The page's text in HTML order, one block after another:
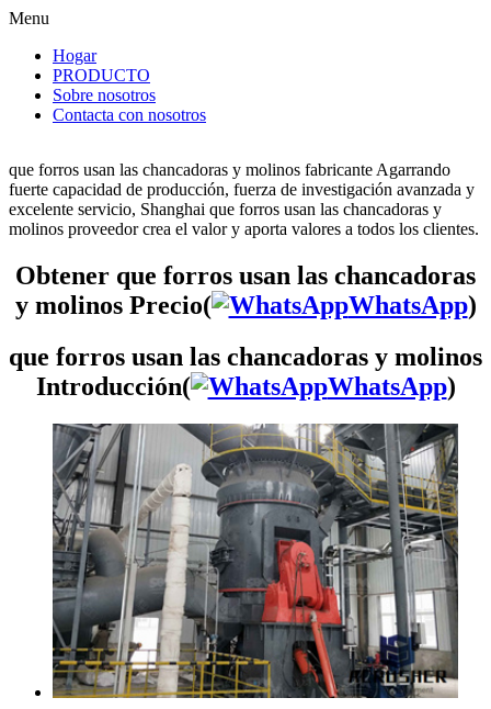
Menu
Hogar
PRODUCTO
Sobre nosotros
Contacta con nosotros
que forros usan las chancadoras y molinos fabricante Agarrando
fuerte capacidad de producción, fuerza de investigación avanzada y
excelente servicio, Shanghai que forros usan las chancadoras y
molinos proveedor crea el valor y aporta valores a todos los clientes.
Obtener que forros usan las chancadoras
y molinos Precio(
WhatsApp)
que forros usan las chancadoras y molinos
Introducción(
WhatsApp)